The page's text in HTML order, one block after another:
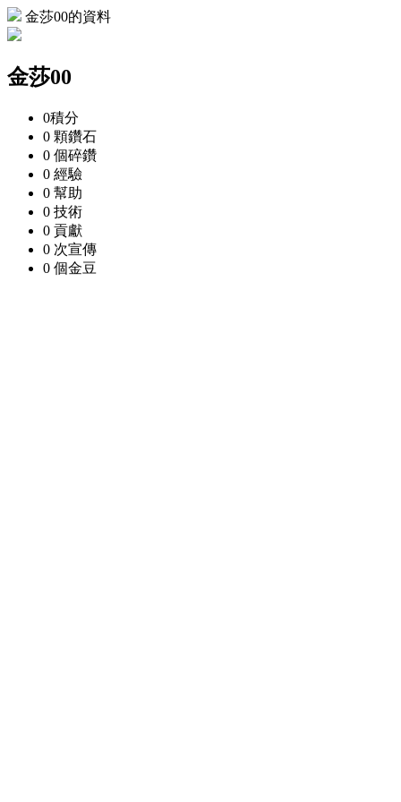
金莎00的資料
金莎00
0積分
0 顆鑽石
0 個碎鑽
0 經驗
0 幫助
0 技術
0 貢獻
0 次宣傳
0 個金豆